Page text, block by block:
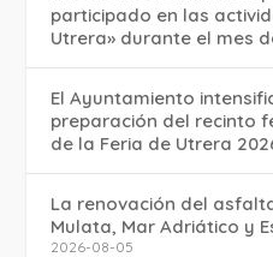
participado en las
Utrera» durante el mes
El Ayuntamiento
preparación del recinto
de la Feria de Utrera
La renovación del
Mulata, Mar Adriático y
2026-08-05